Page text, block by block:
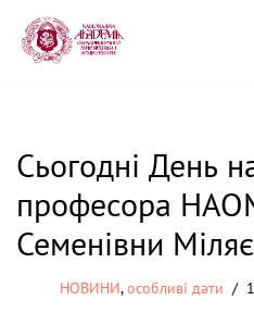
Перейти
Сьогодні День
професора
Семенівни
НОВИНИ,особливі дати